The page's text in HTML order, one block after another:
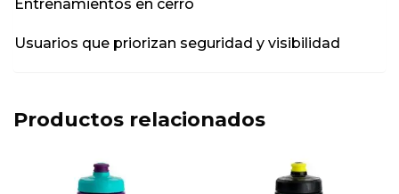
Entrenamientos en cerro
Usuarios que priorizan seguridad y visibilidad
Productos relacionados